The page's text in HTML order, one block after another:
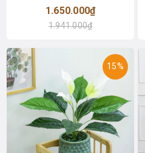
1.650.000₫
1.941.000₫
15%